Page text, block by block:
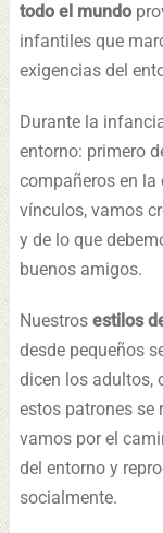
todo el mundo
infantiles que
exigencias del
Durante la
entorno: primero
compañeros en la
vínculos, vamos
y de lo que
buenos amigos.
Nuestros estilos
desde pequeños
dicen los adultos,
estos patrones se
vamos por el
del entorno y
socialmente.